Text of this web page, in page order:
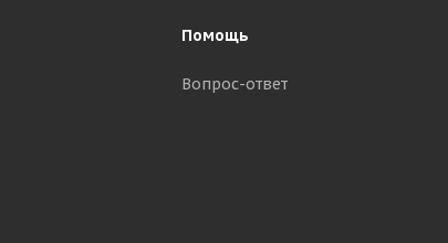
Помощь
Вопрос-ответ